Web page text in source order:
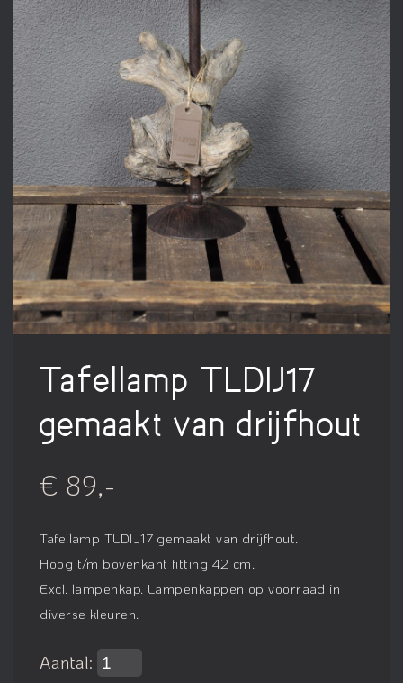
Tafellamp TLDIJ17
gemaakt van drijfhout
€ 89,-
Tafellamp TLDIJ17 gemaakt van drijfhout.
Hoog t/m bovenkant fitting 42 cm.
Excl. lampenkap. Lampenkappen op voorraad in
diverse kleuren.
Aantal: